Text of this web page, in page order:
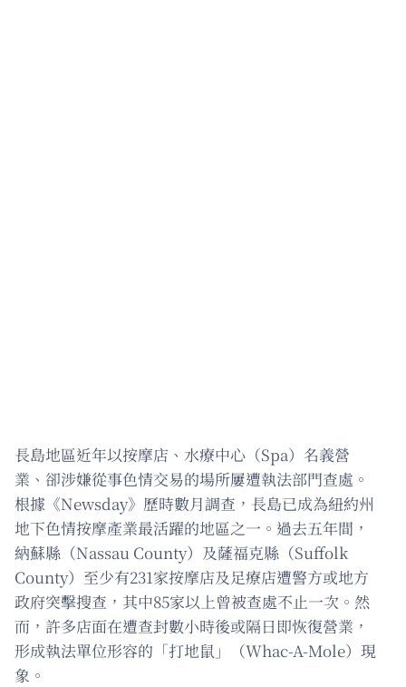
長島地區近年以按摩店、水療中心（Spa）名義營
業、卻涉嫌從事色情交易的場所屢遭執法部門查處。
根據《Newsday》歷時數月調查，長島已成為紐約州
地下色情按摩產業最活躍的地區之一。過去五年間，
納蘇縣（Nassau County）及薩福克縣（Suffolk
County）至少有231家按摩店及足療店遭警方或地方
政府突擊搜查，其中85家以上曾被查處不止一次。然
而，許多店面在遭查封數小時後或隔日即恢復營業，
形成執法單位形容的「打地鼠」（Whac-A-Mole）現
象。